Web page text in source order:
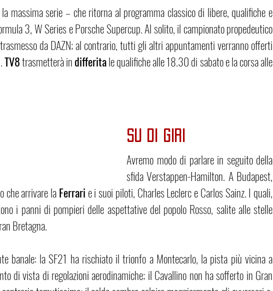
massima serie – che ritorna al programma classico di libere, qualifiche e
3, W Series e Porsche Supercup. Al solito, il campionato propedeutico
da DAZN; al contrario, tutti gli altri appuntamenti verranno offerti
TV8 trasmetterà in differita le qualifiche alle 18.30 di sabato e la corsa alle
SU DI GIRI
Avremo modo di parlare in seguito della
sfida Verstappen-Hamilton. A Budapest,
che arrivare la Ferrari e i suoi piloti, Charles Leclerc e Carlos Sainz. I quali,
i panni di pompieri delle aspettative del popolo Rosso, salite alle stelle
Bretagna.
banale: la SF21 ha rischiato il trionfo a Montecarlo, la pista più vicina a
di vista di regolazioni aerodinamiche; il Cavallino non ha sofferto in Gran